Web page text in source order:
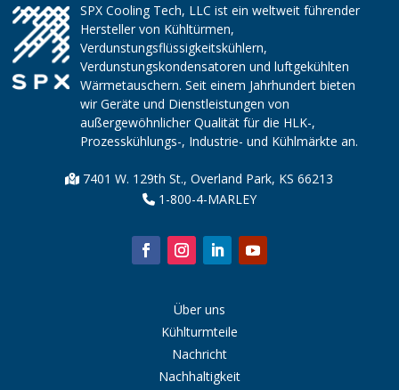
SPX Cooling Tech, LLC ist ein weltweit führender
Hersteller von Kühltürmen,
Verdunstungsflüssigkeitskühlern,
Verdunstungskondensatoren und luftgekühlten
Wärmetauschern. Seit einem Jahrhundert bieten
wir Geräte und Dienstleistungen von
außergewöhnlicher Qualität für die HLK-,
Prozesskühlungs-, Industrie- und Kühlmärkte an.
7401 W. 129th St., Overland Park, KS 66213
1-800-4-MARLEY
Über uns
Kühlturmteile
Nachricht
Nachhaltigkeit